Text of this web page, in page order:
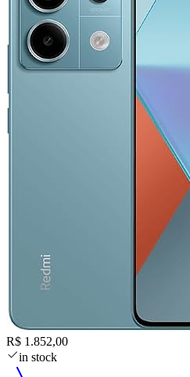
R$ 1.852,00
in stock